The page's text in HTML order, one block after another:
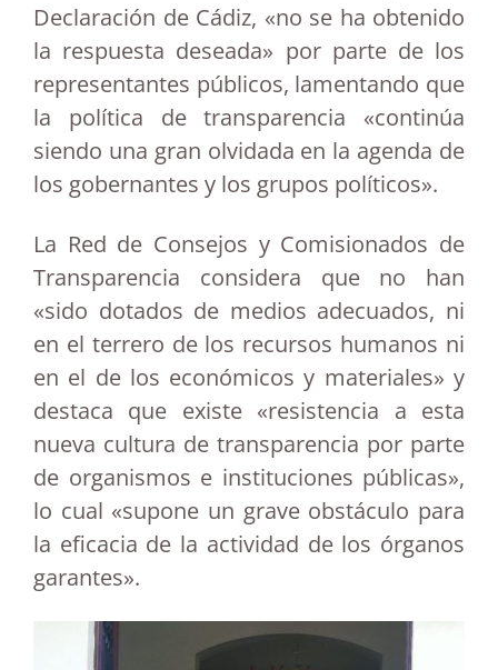
Declaración de Cádiz, «no se ha obtenido
la respuesta deseada» por parte de los
representantes públicos, lamentando que
la política de transparencia «continúa
siendo una gran olvidada en la agenda de
los gobernantes y los grupos políticos».
La Red de Consejos y Comisionados de
Transparencia considera que no han
«sido dotados de medios adecuados, ni
en el terrero de los recursos humanos ni
en el de los económicos y materiales» y
destaca que existe «resistencia a esta
nueva cultura de transparencia por parte
de organismos e instituciones públicas»,
lo cual «supone un grave obstáculo para
la eficacia de la actividad de los órganos
garantes».